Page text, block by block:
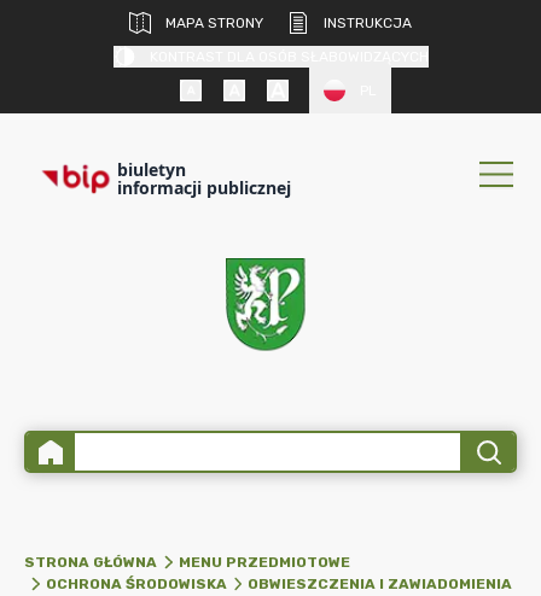
MAPA STRONY
INSTRUKCJA
biuletyn
informacji publicznej
STRONA GŁÓWNA
MENU PRZEDMIOTOWE
OCHRONA ŚRODOWISKA
OBWIESZCZENIA I ZAWIADOMIENIA